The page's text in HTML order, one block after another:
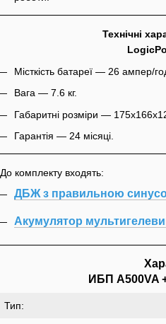
Технічні
Місткість батареї — 26 ампер/
Вага — 7.6 кг.
Габаритні розміри —
Гарантія — 24 місяці.
До комплекту входять:
ДБЖ з правильною
Акумулятор
ИБП A500VA
Тип: